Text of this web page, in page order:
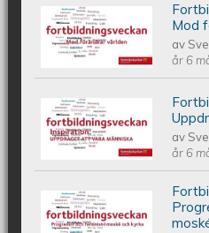
förändrar
Mod
av
år 6
Uppdraget att
av
år 6